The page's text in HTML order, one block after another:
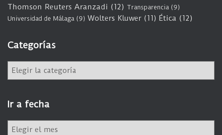
Thomson Reuters Aranzadi (12) Transparencia (9)
Universidad de Málaga (9) Wolters Kluwer (11) Ética (12)
Categorías
e
g
o
Ir a fecha